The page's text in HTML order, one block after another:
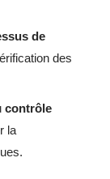
de
des
contrôle
la